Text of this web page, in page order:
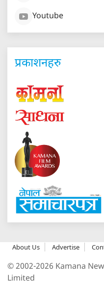
Youtube
प्रकाशनहरु
About Us Advertise
© 2002-2026 Kamana
Limited